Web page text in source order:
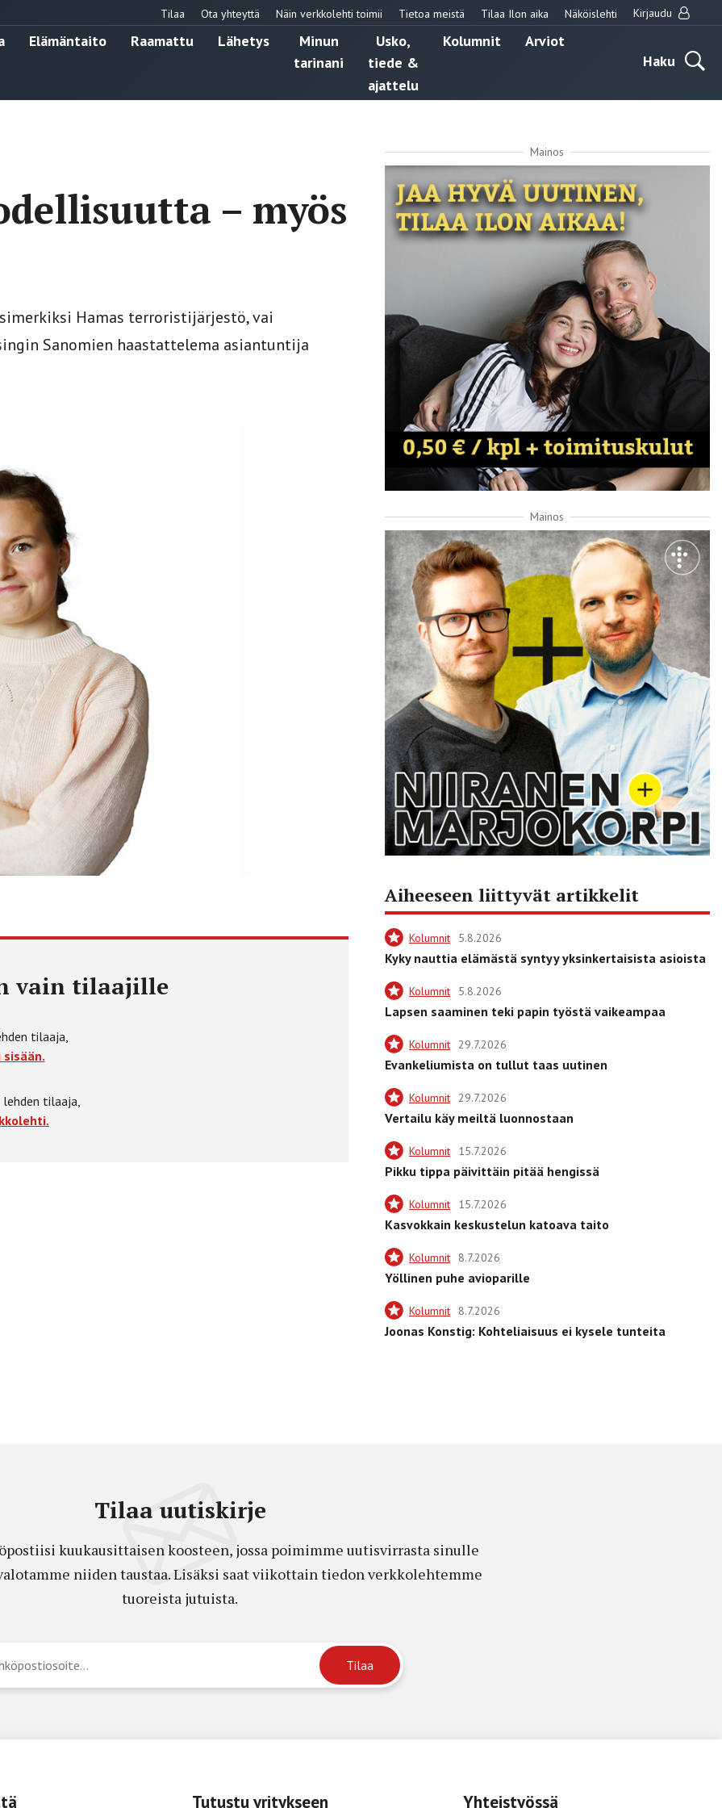
Tilaa Ota yhteyttä Näin verkkolehti toimii Tietoa meistä Tilaa Ilon aika Näköislehti Kirjaudu
Elämäntaito Raamattu Lähetys
Minun
tarinani
Usko,
tiede &
ajattelu
Kolumnit
Arviot
Haku
– myös
Hamas terroristijärjestö, vai
Sanomien haastattelema asiantuntija
vain tilaajille
tilaaja,
sisään.
tilaaja,
Mainos
Mainos
Aiheeseen liittyvät artikkelit
Kolumnit 5.8.2026
Kyky nauttia elämästä syntyy yksinkertaisista asioista
Kolumnit 5.8.2026
Lapsen saaminen teki papin työstä vaikeampaa
Kolumnit 29.7.2026
Evankeliumista on tullut taas uutinen
Kolumnit 29.7.2026
Vertailu käy meiltä luonnostaan
Kolumnit 15.7.2026
Pikku tippa päivittäin pitää hengissä
Kolumnit 15.7.2026
Kasvokkain keskustelun katoava taito
Kolumnit 8.7.2026
Yöllinen puhe avioparille
Kolumnit 8.7.2026
Joonas Konstig: Kohteliaisuus ei kysele tunteita
Tilaa uutiskirje
kuukausittaisen koosteen, jossa poimimme uutisvirrasta sinulle
niiden taustaa. Lisäksi saat viikottain tiedon verkkolehtemme
tuoreista jutuista.
Tutustu yritykseen Yhteistyössä